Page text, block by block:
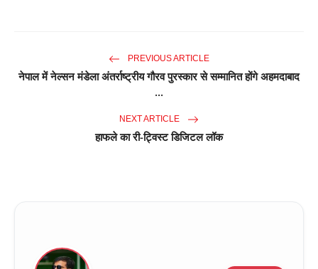
PREVIOUS ARTICLE
नेपाल में नेल्सन मंडेला अंतर्राष्ट्रीय गौरव पुरस्कार से सम्मानित होंगे अहमदाबाद
...
NEXT ARTICLE
हाफले का री-ट्विस्ट डिजिटल लॉक